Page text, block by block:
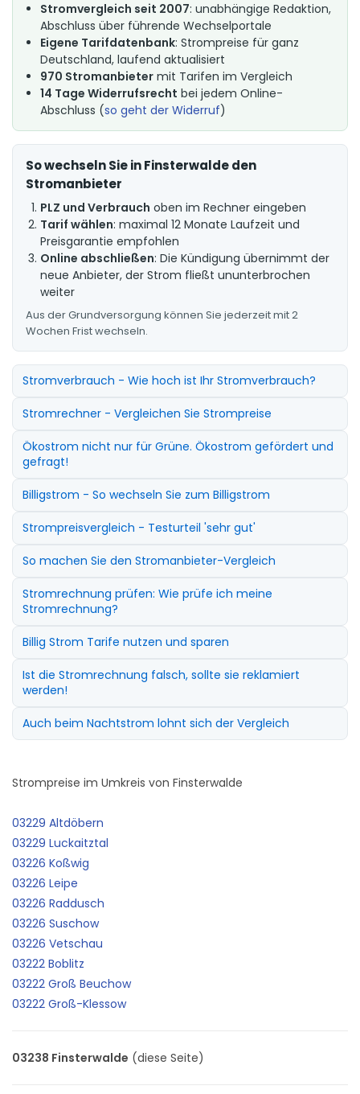
Stromvergleich seit 2007: unabhängige Redaktion,
Abschluss über führende Wechselportale
Eigene Tarifdatenbank: Strompreise für ganz
Deutschland, laufend aktualisiert
970 Stromanbieter mit Tarifen im Vergleich
14 Tage Widerrufsrecht bei jedem Online-
Abschluss (so geht der Widerruf)
So wechseln Sie in Finsterwalde den
Stromanbieter
PLZ und Verbrauch oben im Rechner eingeben
Tarif wählen: maximal 12 Monate Laufzeit und
Preisgarantie empfohlen
Online abschließen: Die Kündigung übernimmt der
neue Anbieter, der Strom fließt ununterbrochen
weiter
Aus der Grundversorgung können Sie jederzeit mit 2
Wochen Frist wechseln.
Stromverbrauch - Wie hoch ist Ihr Stromverbrauch?
Stromrechner - Vergleichen Sie Strompreise
Ökostrom nicht nur für Grüne. Ökostrom gefördert und
gefragt!
Billigstrom - So wechseln Sie zum Billigstrom
Strompreisvergleich - Testurteil 'sehr gut'
So machen Sie den Stromanbieter-Vergleich
Stromrechnung prüfen: Wie prüfe ich meine
Stromrechnung?
Billig Strom Tarife nutzen und sparen
Ist die Stromrechnung falsch, sollte sie reklamiert
werden!
Auch beim Nachtstrom lohnt sich der Vergleich
Strompreise im Umkreis von Finsterwalde
03229 Altdöbern
03229 Luckaitztal
03226 Koßwig
03226 Leipe
03226 Raddusch
03226 Suschow
03226 Vetschau
03222 Boblitz
03222 Groß Beuchow
03222 Groß-Klessow
03238 Finsterwalde (diese Seite)